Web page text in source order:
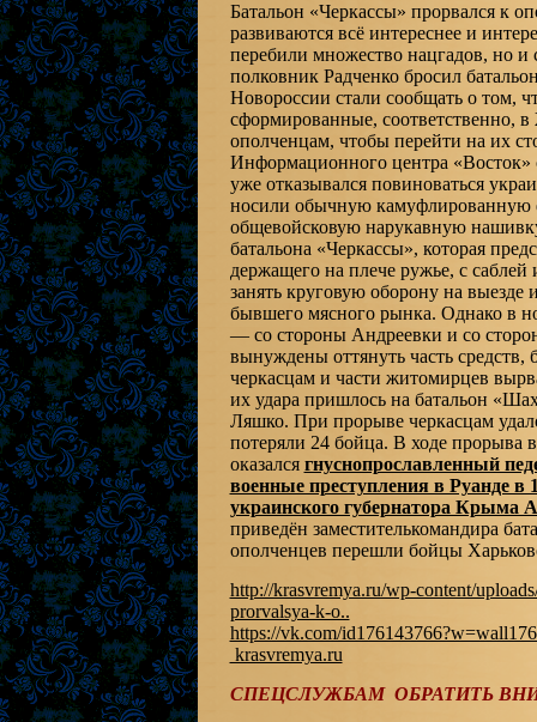
Батальон «Черкассы» прорвался к
развиваются всё интереснее и
перебили множество нацгадов, но и
полковник Радченко бросил
Новороссии стали сообщать о том,
сформированные, соответственно,
ополченцам, чтобы перейти на их
Информационного центра «Восток»
уже отказывался повиноваться
носили обычную камуфлированную
общевойсковую нарукавную
батальона «Черкассы», которая
держащего на плече ружье, с
занять круговую оборону на
бывшего мясного рынка. Однако в
— со стороны Андреевки и со
вынуждены оттянуть часть
черкасцам и части житомирцев
их удара пришлось на батальон
Ляшко. При прорыве черкасцам
потеряли 24 бойца. В ходе прорыва
оказался гнуснопрославленный
военные преступления в Руанде в
украинского губернатора Крыма
приведён заместителькомандира
ополченцев перешли бойцы
http://krasvremya.ru/wp-content/
prorvalsya-k-o..
https://vk.com/
krasvremya.ru
СПЕЦСЛУЖБАМ ОБРАТИТЬ